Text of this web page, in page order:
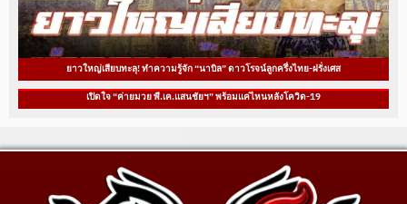
ยาวใหญ่เสียบทะลุ! ทำความรู้จัก “นาบิล” ดาวโรจน์ลูกครึ่งไทย-ฝรั่งเศส
เปิดใจ “ค่ายมวย พี.เค.แสนชัยฯ” พร้อมแค่ไหนหลังโควิด-19